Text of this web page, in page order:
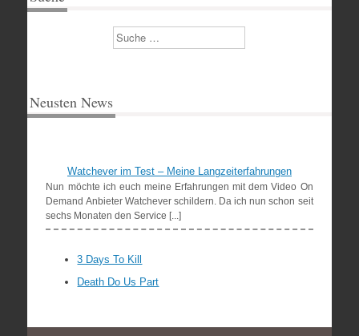
Suchen
Neusten News
Watchever im Test – Meine Langzeiterfahrungen
Nun möchte ich euch meine Erfahrungen mit dem Video On
Demand Anbieter Watchever schildern. Da ich nun schon seit
sechs Monaten den Service [...]
3 Days To Kill
Death Do Us Part